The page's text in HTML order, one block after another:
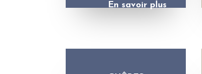
En savoir plus